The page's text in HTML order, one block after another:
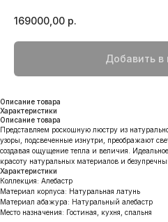
169000,00 р.
Добавить в
Описание товара
Характеристики
Описание товара
Представляем роскошную люстру из
узоры, подсвеченные изнутри, преображают
создавая ощущение тепла и величия.
красоту натуральных материалов и
Характеристики
Коллекция: Алебастр
Материал корпуса: Натуральная латунь
Материал абажура: Натуральный алебастр
Место назначения: Гостиная, кухня, спальня